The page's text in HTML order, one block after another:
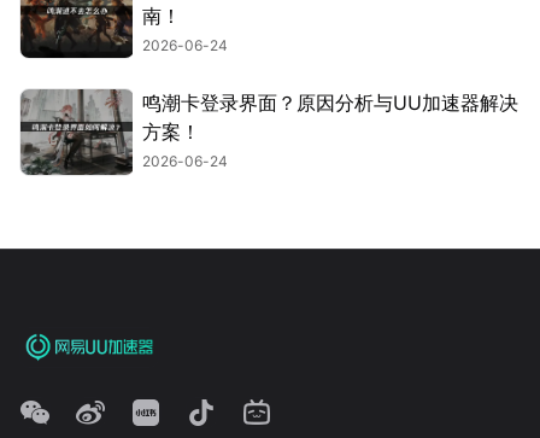
南！
2026-06-24
鸣潮卡登录界面？原因分析与UU加速器解决
方案！
2026-06-24